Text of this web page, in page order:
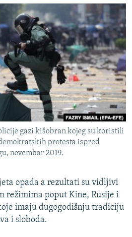
gazi kišobran kojeg su koristili
protesta ispred
novembar 2019.
opada a rezultati su vidljivi
režimima poput Kine, Rusije i
imaju dugogodišnju tradiciju
i sloboda.